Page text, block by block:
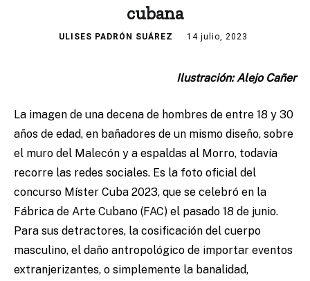
cubana
ULISES PADRÓN SUÁREZ 14 julio, 2023
Ilustración: Alejo Cañer
La imagen de una decena de hombres de entre 18 y 30
años de edad, en bañadores de un mismo diseño, sobre
el muro del Malecón y a espaldas al Morro, todavía
recorre las redes sociales. Es la foto oficial del
concurso Míster Cuba 2023, que se celebró en la
Fábrica de Arte Cubano (FAC) el pasado 18 de junio.
Para sus detractores, la cosificación del cuerpo
masculino, el daño antropológico de importar eventos
extranjerizantes, o simplemente la banalidad,